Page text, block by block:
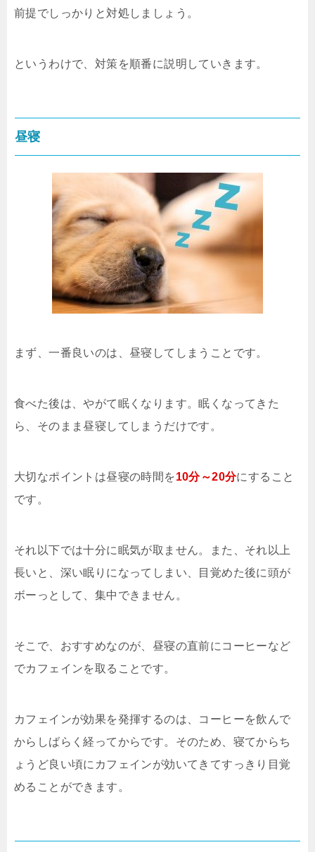
前提でしっかりと対処しましょう。
というわけで、対策を順番に説明していきます。
昼寝
まず、一番良いのは、昼寝してしまうことです。
食べた後は、やがて眠くなります。眠くなってきた
ら、そのまま昼寝してしまうだけです。
大切なポイントは昼寝の時間を10分～20分にすること
です。
それ以下では十分に眠気が取ません。また、それ以上
長いと、深い眠りになってしまい、目覚めた後に頭が
ボーっとして、集中できません。
そこで、おすすめなのが、昼寝の直前にコーヒーなど
でカフェインを取ることです。
カフェインが効果を発揮するのは、コーヒーを飲んで
からしばらく経ってからです。そのため、寝てからち
ょうど良い頃にカフェインが効いてきてすっきり目覚
めることができます。